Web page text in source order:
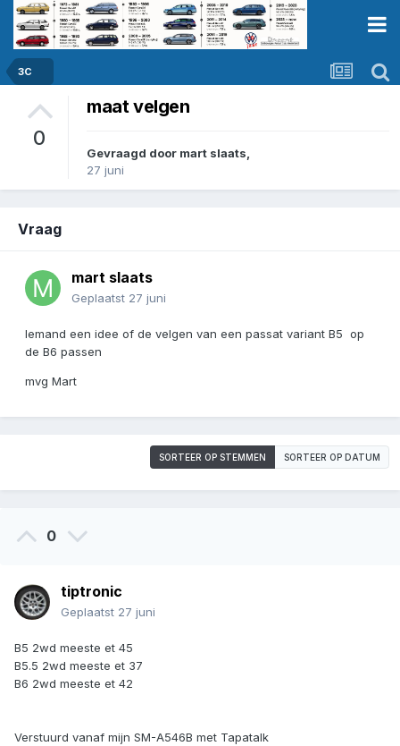
3C
0
maat velgen
Gevraagd door mart slaats,
27 juni
Vraag
mart slaats
Geplaatst 27 juni
Iemand een idee of de velgen van een passat variant B5 op
de B6 passen
mvg Mart
SORTEER OP STEMMEN SORTEER OP DATUM
0
tiptronic
Geplaatst 27 juni
B5 2wd meeste et 45
B5.5 2wd meeste et 37
B6 2wd meeste et 42
Verstuurd vanaf mijn SM-A546B met Tapatalk